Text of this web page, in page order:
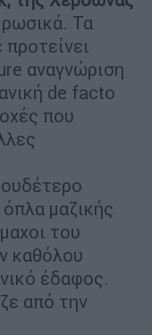
ρωσικά. Τα
προτείνει
αναγνώριση
de facto
που
μαζικής
του
καθόλου
έδαφος.
από την